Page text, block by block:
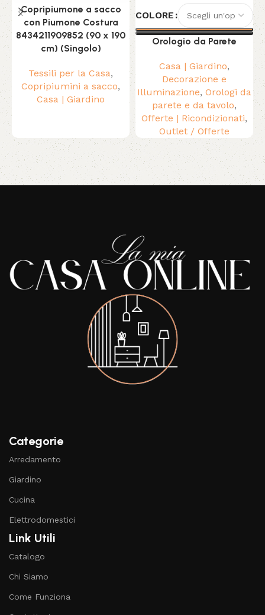
Copripiumone a sacco
con Piumone Costura
8434211909852 (90 x 190
cm) (Singolo)
Tessili per la Casa,
Copripiumini a sacco,
Casa | Giardino
COLORE
Orologio da Parete
Casa | Giardino,
Decorazione e
Illuminazione, Orologi da
parete e da tavolo,
Offerte | Ricondizionati,
Outlet / Offerte
Read More
Categorie
Arredamento
Giardino
Cucina
Elettrodomestici
Link Utili
Catalogo
Chi Siamo
Come Funziona